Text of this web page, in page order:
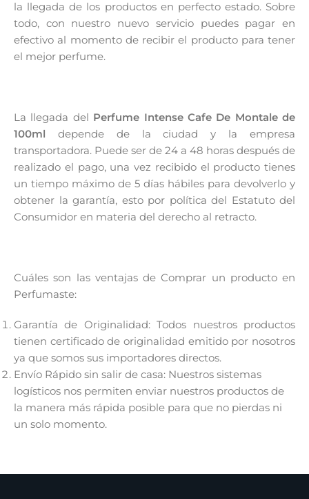
la llegada de los productos en perfecto estado. Sobre
todo, con nuestro nuevo servicio puedes pagar en
efectivo al momento de recibir el producto para tener
el mejor perfume.
La llegada del Perfume Intense Cafe De Montale de
100ml
depende de la ciudad y la empresa
transportadora. Puede ser de 24 a 48 horas después de
realizado el pago, una vez recibido el producto tienes
un tiempo máximo de 5 días hábiles para devolverlo y
obtener la garantía, esto por política del Estatuto del
Consumidor en materia del derecho al retracto.
Cuáles son las ventajas de Comprar un producto en
Perfumaste:
Garantía de Originalidad: Todos nuestros productos
tienen certificado de originalidad emitido por nosotros
ya que somos sus importadores directos.
Envío Rápido sin salir de casa: Nuestros sistemas
logísticos nos permiten enviar nuestros productos de
la manera más rápida posible para que no pierdas ni
un solo momento.